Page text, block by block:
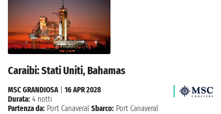
Caraibi: Stati Uniti, Bahamas
MSC GRANDIOSA| 16 APR 2028
Durata: 4 notti
Partenza da: Port Canaveral Sbarco: Port Canaveral